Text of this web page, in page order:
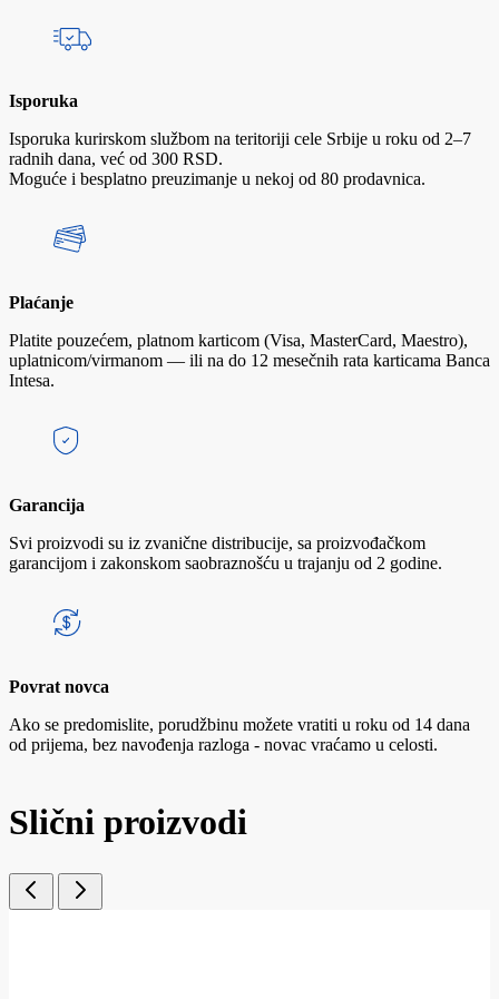
Isporuka
Isporuka kurirskom službom na teritoriji cele Srbije u roku od 2–7
radnih dana, već od 300 RSD.
Moguće i besplatno preuzimanje u nekoj od 80 prodavnica.
Plaćanje
Platite pouzećem, platnom karticom (Visa, MasterCard, Maestro),
uplatnicom/virmanom — ili na do 12 mesečnih rata karticama Banca
Intesa.
Garancija
Svi proizvodi su iz zvanične distribucije, sa proizvođačkom
garancijom i zakonskom saobraznošću u trajanju od 2 godine.
Povrat novca
Ako se predomislite, porudžbinu možete vratiti u roku od 14 dana
od prijema, bez navođenja razloga - novac vraćamo u celosti.
Slični proizvodi